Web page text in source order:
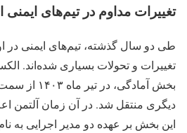
تغییرات مداوم در تیم‌های ایمنی
طی دو سال گذشته، تیم‌های ایمنی
تغییرات و تحولات بسیاری شده‌اند.
بخش
دیگری منتقل شد. در آن زمان آلتمن
این بخش بر عهده دو مدیر اجرایی به